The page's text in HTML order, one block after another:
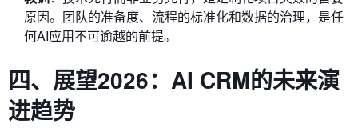
原因。团队的准备度、流程的标准化和数据的治理，是任
何AI应用不可逾越的前提。
四、展望2026：AI CRM的未来演
进趋势